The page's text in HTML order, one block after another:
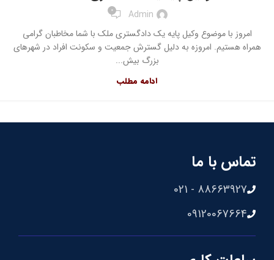
Admin
0
امروز با موضوع وکیل پایه یک دادگستری ملک با شما مخاطبان گرامی
همراه هستیم. امروزه به دلیل گسترش جمعیت و سکونت افراد در شهرهای
بزرگ بیش...
ادامه مطلب
تماس با ما
88663927 - 021
09120067664